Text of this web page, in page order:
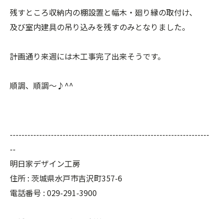
残すところ収納内の棚設置と幅木・廻り縁の取付け、
及び室内建具の吊り込みを残すのみとなりました。
計画通り来週には木工事完了出来そうです。
順調、順調～♪^^
--------------------------------------------------------------------
--
明日家デザイン工房
住所 : 茨城県水戸市吉沢町357-6
電話番号 : 029-291-3900